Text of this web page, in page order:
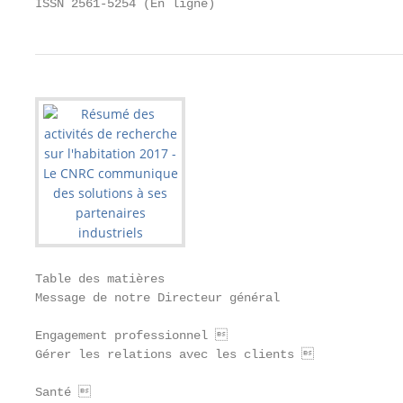
ISSN 2561-5254 (En ligne)
Table des matières
Message de notre Directeur général
Engagement professionnel 
Gérer les relations avec les clients 
Santé 